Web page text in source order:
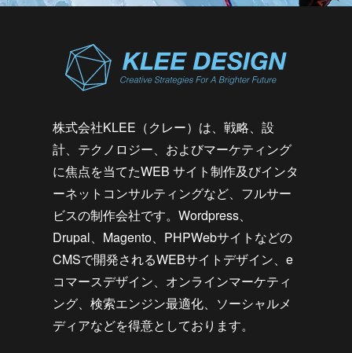
株式会社KLEE（クレー）は、戦略、設
計、テクノロジー、およびマーケティング
に焦点を当てたWEB サイト制作及びインタ
ーネットコンサルティングなど、フルサー
ビスの制作会社です。Wordpress、
Drupal、Magento、PHPWebサイトなどの
CMSで開発されるWEBサイトデザイン、e
コマースデザイン、オンラインマーケティ
ング、検索エンジン最適化、ソーシャルメ
ディアなどを得意としております。